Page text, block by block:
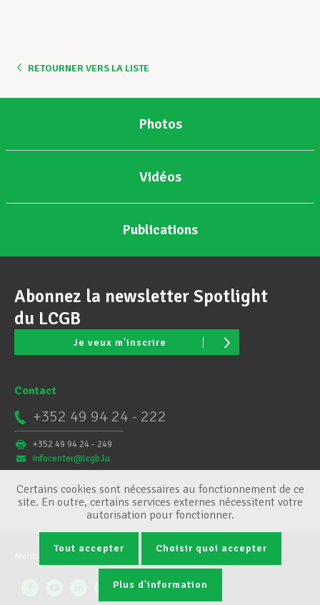
RETOURNER VERS LA LISTE
Photos
Vidéos
Publications
Abonnez la newsletter Spotlight
du LCGB
Je veux m'inscrire
Contact
+352 49 94 24 - 222
+352 49 94 24 - 249
infocenter@lcgb.lu
Conditions générales Gestion des cookies
Certains cookies sont nécessaires au fonctionnement de ce
site. En outre, certains services externes nécessitent votre
autorisation pour fonctionner.
Tout accepter Choisir quoi accepter
Plus d'information